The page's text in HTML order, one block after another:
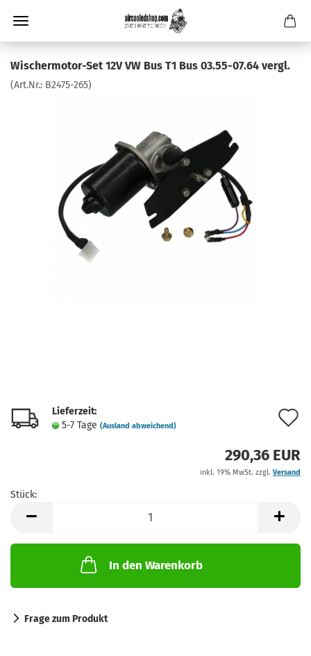
Wischermotor-Set 12V VW Bus T1 Bus 03.55-07.64 vergl.
(Art.Nr.: B2475-265)
Lieferzeit:
5-7 Tage (Ausland abweichend)
290,36 EUR
inkl. 19% MwSt. zzgl. Versand
Stück:
In den Warenkorb
Frage zum Produkt